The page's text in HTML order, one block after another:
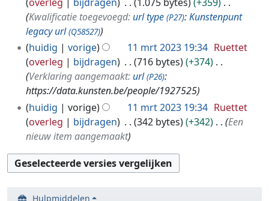
Kwalificatie toegevoegd: url type (P27):Kunstenpunt
legacy url (Q58527)
huidig vorige 11 mrt 2023 19:34 Ruettet
overleg
bijdragen 716 bytes
+374
Verklaring aangemaakt: url (P26):
https://data.kunsten.be/people/1927525
huidig
vorige 11 mrt 2023 19:34 Ruettet
overleg
bijdragen 342 bytes +342
Een
nieuw item aangemaakt
Hulpmiddelen